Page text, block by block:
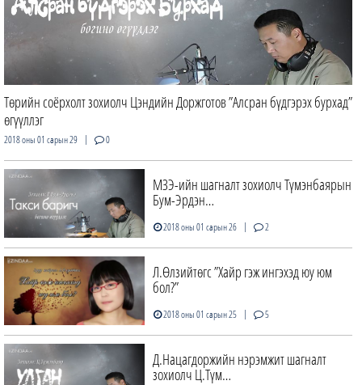
Төрийн соёрхолт зохиолч Цэндийн Доржготов ”Алсран бүдгэрэх бурхад”
өгүүллэг
2018 оны 01 сарын 29 | 0
МЗЭ-ийн шагналт зохиолч Түмэнбаярын
Бум-Эрдэн…
2018 оны 01 сарын 26 | 2
Л.Өлзийтөгс ”Хайр гэж ингэхэд юу юм
бол?”
2018 оны 01 сарын 25 | 5
Д.Нацагдоржийн нэрэмжит шагналт
зохиолч Ц.Түм…